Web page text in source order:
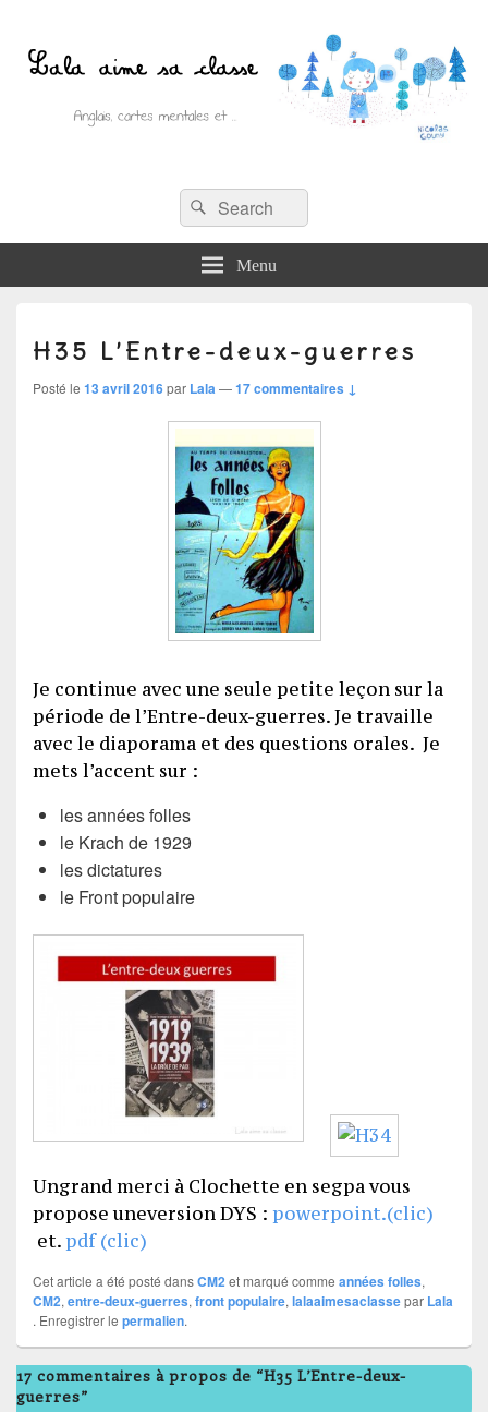
Lala aime sa classe
Anglais, cartes mentales et ….Recherche :
Rechercher
Menu
H35 L’Entre-deux-guerres
Posté le 13 avril 2016par Lala—17 commentaires ↓
Je continue avec une seule petite leçon sur la
période de l’Entre-deux-guerres. Je travaille
avec le diaporama et des questions orales. Je
mets l’accent sur :
les années folles
le Krach de 1929
les dictatures
le Front populaire
Ungrand merci à Clochette en segpa vous
propose uneversion DYS : powerpoint.(clic)
et.pdf (clic)
Cet article a été posté dansCM2et marqué comme années folles,
CM2, entre-deux-guerres, front populaire, lalaaimesaclassepar Lala
. Enregistrer le permalien.
17 commentaires à propos de “H35 L’Entre-deux-
guerres”